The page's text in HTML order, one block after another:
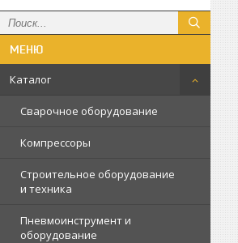
Каталог
Сварочное оборудование
Компрессоры
Строительное оборудование
и техника
Пневмоинструмент и
оборудование